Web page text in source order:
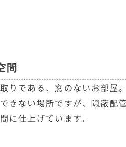
間
りである、窓のないお部屋
きない場所ですが、隠蔽配
に仕上げています。